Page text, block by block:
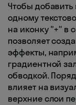
Чтобы добавить
одному
на иконку "+" в
позволяет
эффекты,
градиентной
обводкой.
влияет на
верхние слои